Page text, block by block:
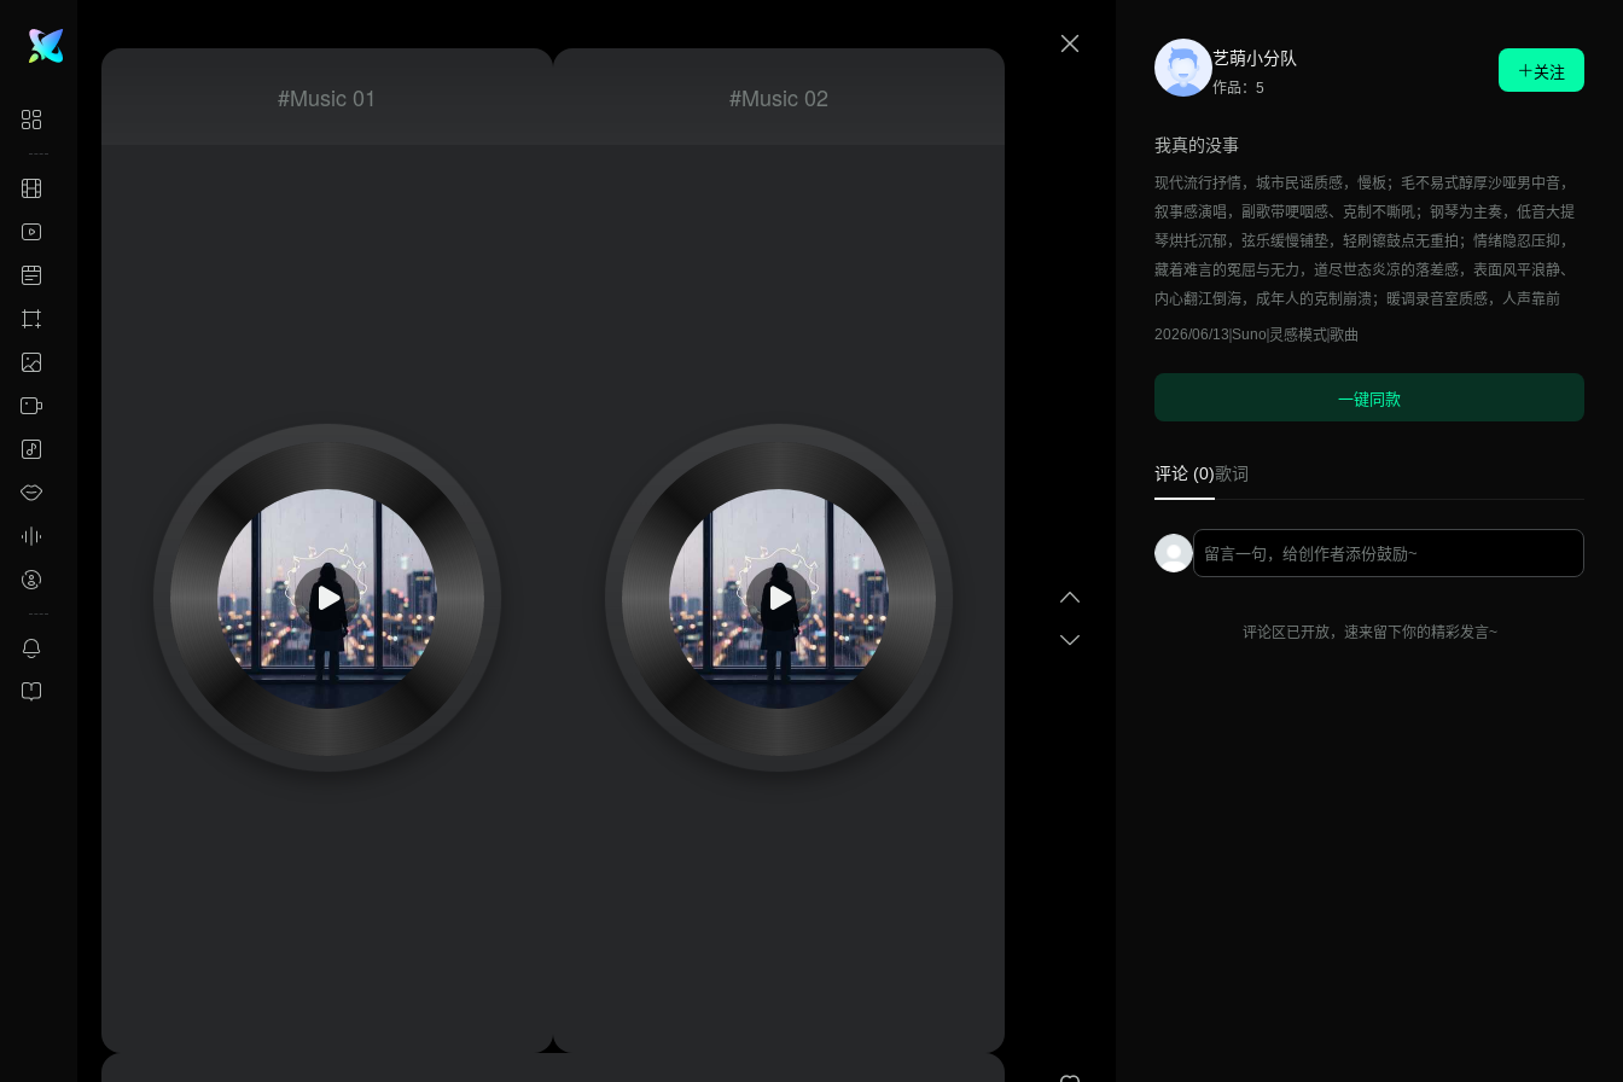
#Music 01 #Music 02
艺萌小分队
作品：5
关注
我真的没事
现代流行抒情，城市民谣质感，慢板；毛不易式醇厚沙哑男中音，
叙事感演唱，副歌带哽咽感、克制不嘶吼；钢琴为主奏，低音大提
琴烘托沉郁，弦乐缓慢铺垫，轻刷镲鼓点无重拍；情绪隐忍压抑，
藏着难言的冤屈与无力，道尽世态炎凉的落差感，表面风平浪静、
内心翻江倒海，成年人的克制崩溃；暖调录音室质感，人声靠前
2026/06/13 Suno 灵感模式歌曲
一键同款
评论 (0)歌词
评论区已开放，速来留下你的精彩发言~